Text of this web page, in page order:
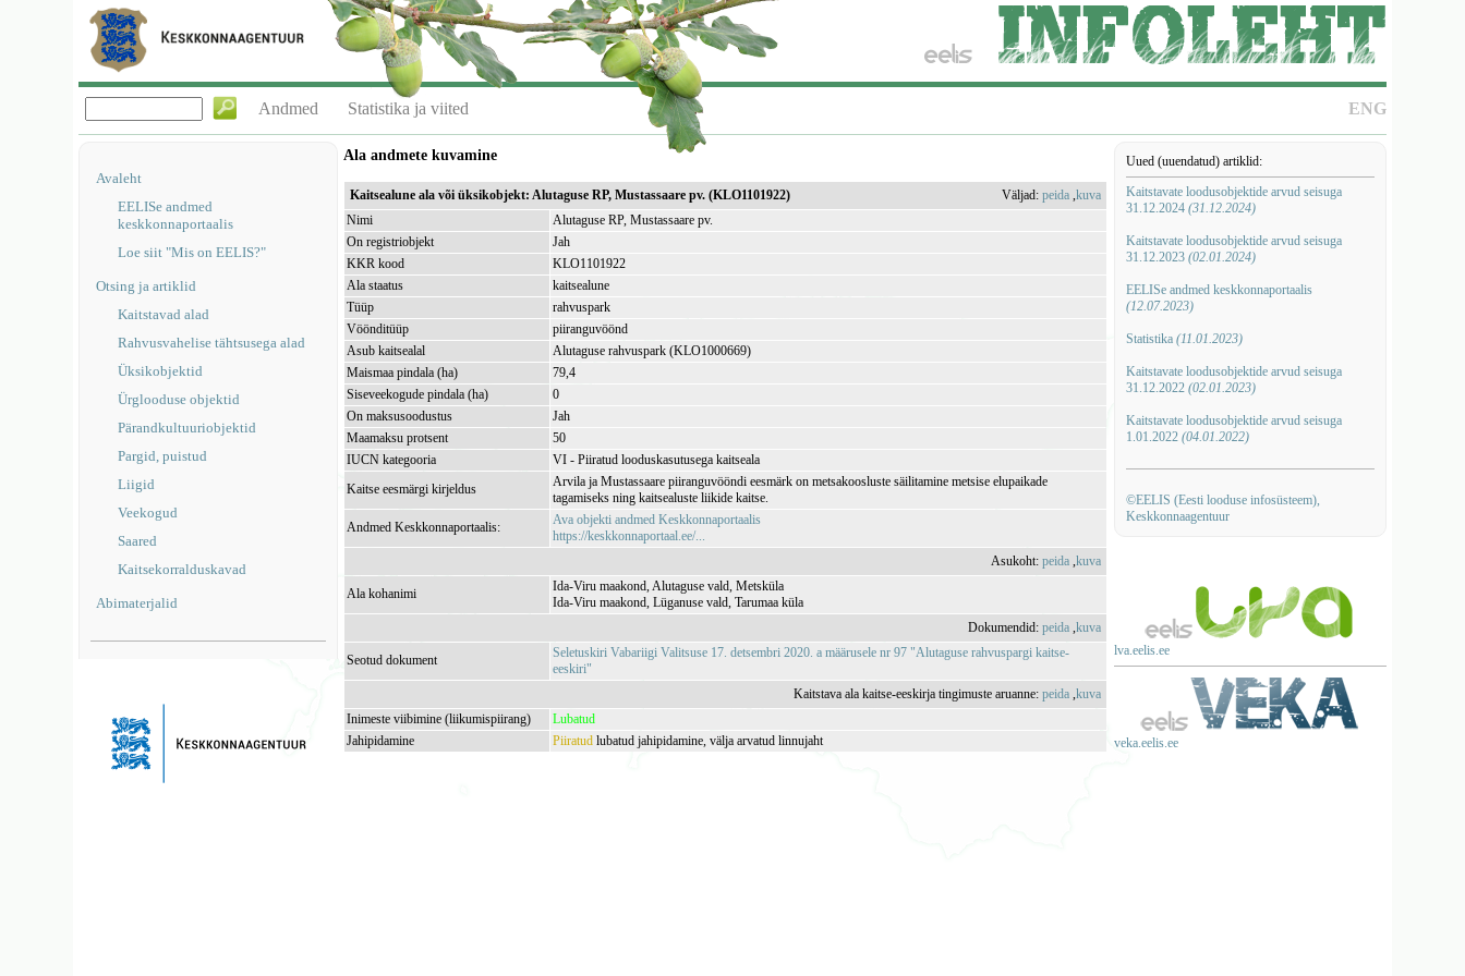
ENG
Andmed Statistika ja viited
Avaleht
EELISe andmed
keskkonnaportaalis
Loe siit "Mis on EELIS?"
Otsing ja artiklid
Kaitstavad alad
Rahvusvahelise tähtsusega alad
Üksikobjektid
Ürglooduse objektid
Pärandkultuuriobjektid
Pargid, puistud
Liigid
Veekogud
Saared
Kaitsekorralduskavad
Abimaterjalid
Uued (uuendatud) artiklid:
Kaitstavate loodusobjektide arvud seisuga
31.12.2024 (31.12.2024)
Kaitstavate loodusobjektide arvud seisuga
31.12.2023 (02.01.2024)
EELISe andmed keskkonnaportaalis
(12.07.2023)
Statistika (11.01.2023)
Kaitstavate loodusobjektide arvud seisuga
31.12.2022 (02.01.2023)
Kaitstavate loodusobjektide arvud seisuga
1.01.2022 (04.01.2022)
©EELIS (Eesti looduse infosüsteem),
Keskkonnaagentuur
lva.eelis.ee
veka.eelis.ee
Ala andmete kuvamine
Kaitsealune ala või üksikobjekt: Alutaguse RP, Mustassaare pv. (KLO1101922) Väljad:peida ,kuva
Nimi
Alutaguse RP, Mustassaare pv.
On registriobjekt
Jah
KKR kood
KLO1101922
Ala staatus
kaitsealune
Tüüp
rahvuspark
Vöönditüüp
piiranguvöönd
Asub kaitsealal
Alutaguse rahvuspark (KLO1000669)
Maismaa pindala (ha)
79,4
Siseveekogude pindala (ha)
0
On maksusoodustus
Jah
Maamaksu protsent
50
IUCN kategooria
VI - Piiratud looduskasutusega kaitseala
Kaitse eesmärgi kirjeldus
Arvila ja Mustassaare piiranguvööndi eesmärk on metsakoosluste säilitamine metsise elupaikade
tagamiseks ning kaitsealuste liikide kaitse.
Andmed Keskkonnaportaalis:
Ava objekti andmed Keskkonnaportaalis
https://keskkonnaportaal.ee/...
Asukoht:peida ,kuva
Ala kohanimi
Ida-Viru maakond, Alutaguse vald, Metsküla
Ida-Viru maakond, Lüganuse vald, Tarumaa küla
Dokumendid:peida ,kuva
Seotud dokument
Seletuskiri Vabariigi Valitsuse 17. detsembri 2020. a määrusele nr 97 "Alutaguse rahvuspargi kaitse-
eeskiri"
Kaitstava ala kaitse-eeskirja tingimuste aruanne:peida ,kuva
Inimeste viibimine (liikumispiirang)
Lubatud
Jahipidamine
Piiratud lubatud jahipidamine, välja arvatud linnujaht